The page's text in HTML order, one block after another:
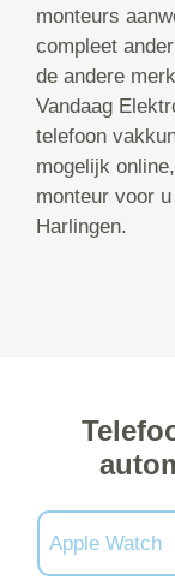
monteurs
compleet
de andere
Vandaag
telefoon
mogelijk
monteur voor
Harlingen.
Apple Watch